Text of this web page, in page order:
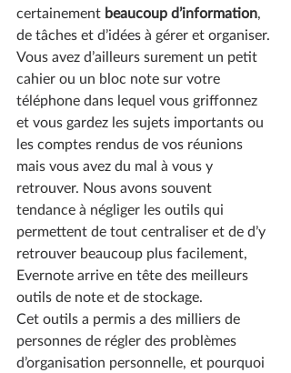
certainement beaucoup d’information,
de tâches et d’idées à gérer et organiser.
Vous avez d’ailleurs surement un petit
cahier ou un bloc note sur votre
téléphone dans lequel vous griffonnez
et vous gardez les sujets importants ou
les comptes rendus de vos réunions
mais vous avez du mal à vous y
retrouver. Nous avons souvent
tendance à négliger les outils qui
permettent de tout centraliser et de d’y
retrouver beaucoup plus facilement,
Evernote arrive en tête des meilleurs
outils de note et de stockage.
Cet outils a permis a des milliers de
personnes de régler des problèmes
d’organisation personnelle, et pourquoi